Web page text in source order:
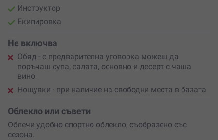
Инструктор
Екипировка
Не включва
Обяд - с предварителна уговорка можеш да
поръчаш супа, салата, основно и десерт с чаша
вино.
Нощувки - при наличие на свободни места в базата
Облекло или съвети
Облечи удобно спортно облекло, съобразено със
сезона.